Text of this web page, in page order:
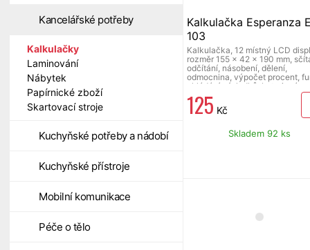
Kancelářské potřeby
Kalkulačky
Laminování
Nábytek
Papírnické zboží
Skartovací stroje
Kuchyňské potřeby a nádobí
Kuchyňské přístroje
Mobilní komunikace
Péče o tělo
Kalkulačka Esperanza
103
Kalkulačka, 12 místný LCD
rozměr 155 x 42 x 190 mm,
odčítání, násobení, dělení,
odmocnina, výpočet procent,
ukládání výsledků, bateriové a
solární napájení
125 Kč
Skladem 92 ks